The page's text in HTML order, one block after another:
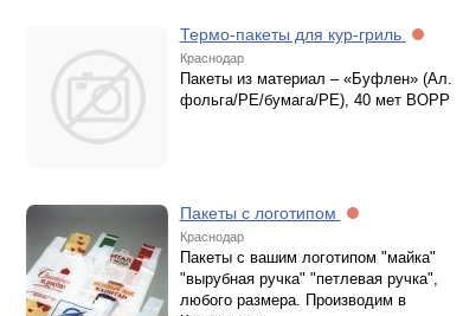
Термо-пакеты для кур-гриль
Краснодар
Пакеты из материал – «Буфлен» (Ал.
фольга/РЕ/бумага/РЕ), 40 мет ВОРР
Пакеты с логотипом
Краснодар
Пакеты с вашим логотипом "майка"
"вырубная ручка" "петлевая ручка",
любого размера. Производим в